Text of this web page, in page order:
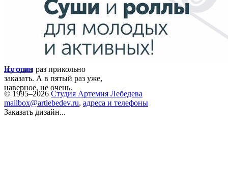
Ну один раз прикольно
заказать. А в пятый раз уже,
наверное, не очень.
логотип
© 1995–2026 Студия Артемия Лебедева
mailbox@artlebedev.ru, адреса и телефоны
Заказать дизайн...